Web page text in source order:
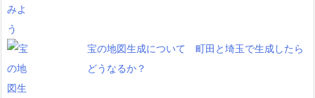
宝の地図生成について 町田と埼玉で生成したら
どうなるか？